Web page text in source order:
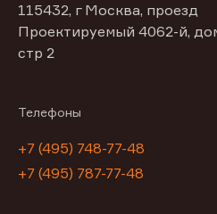
115432, г Москва, проезд
Проектируемый 4062-й,
стр 2
Телефоны
+7 (495) 748-77-48
+7 (495) 787-77-48